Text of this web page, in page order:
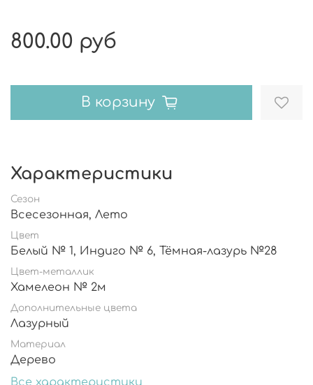
800.00 руб
В корзину
Характеристики
Сезон
Всесезонная, Лето
Цвет
Белый № 1, Индиго № 6, Тёмная-лазурь №28
Цвет-металлик
Хамелеон № 2м
Дополнительные цвета
Лазурный
Материал
Дерево